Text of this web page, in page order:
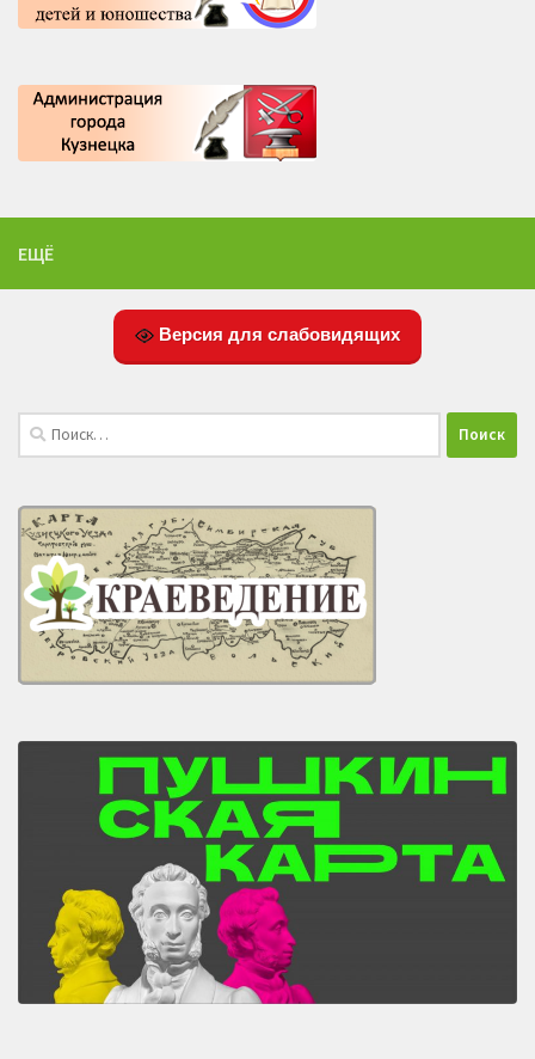
ЕЩЁ
Версия для слабовидящих
Найти: